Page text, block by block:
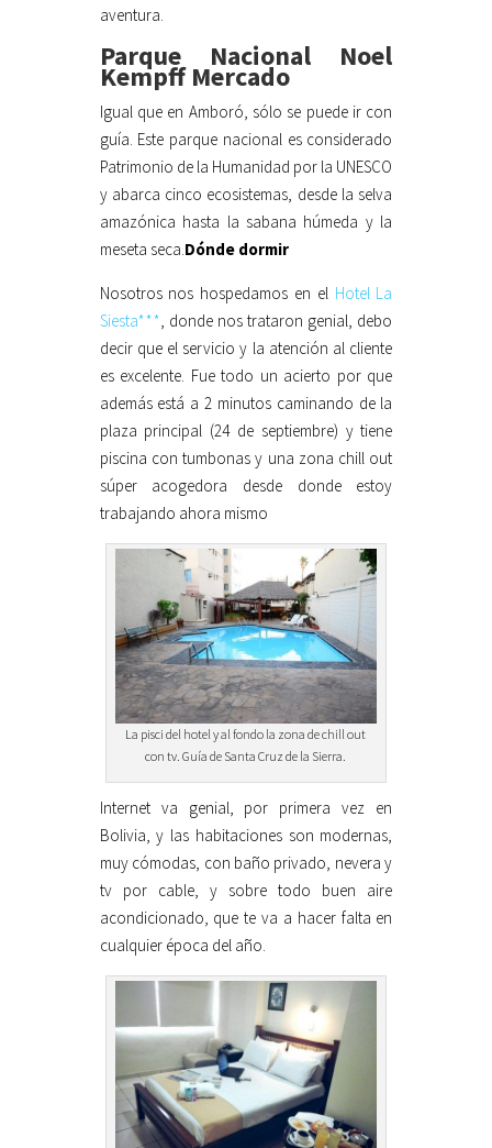
aventura.
Parque Nacional Noel
Kempff Mercado
Igual que en Amboró, sólo se puede ir con
guía. Este parque nacional es considerado
Patrimonio de la Humanidad por la UNESCO
y abarca cinco ecosistemas, desde la selva
amazónica hasta la sabana húmeda y la
meseta seca.Dónde dormir
Nosotros nos hospedamos en el Hotel La
Siesta***, donde nos trataron genial, debo
decir que el servicio y la atención al cliente
es excelente. Fue todo un acierto por que
además está a 2 minutos caminando de la
plaza principal (24 de septiembre) y tiene
piscina con tumbonas y una zona chill out
súper acogedora desde donde estoy
trabajando ahora mismo
La pisci del hotel y al fondo la zona de chill out
con tv. Guía de Santa Cruz de la Sierra.
Internet va genial, por primera vez en
Bolivia, y las habitaciones son modernas,
muy cómodas, con baño privado, nevera y
tv por cable, y sobre todo buen aire
acondicionado, que te va a hacer falta en
cualquier época del año.